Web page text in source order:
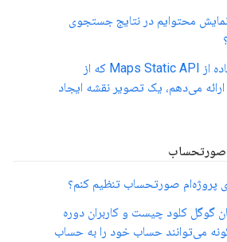
محتوایم در نتایج جستجوی
آیا می‌توانم با استفاده از Maps Static API که از
می‌دهم، یک تصویر نقشه ایجاد
صورتحساب
پروژه‌ام صورتحساب تنظیم کنم؟
گوگل کلود چیست و کاربران دوره
می‌توانند حساب خود را به حساب